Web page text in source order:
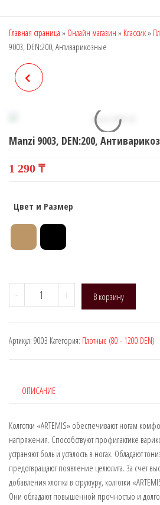
Главная страница » Онлайн магазин » Классик»
9003, DEN:200, Антиварикозные
Manzi 9003, DEN:200,
1 290 ₸
Цвет и Размер
-
Количество
товара
DEN:200,
+ В корзину
Артикул: 9003 Категория: Плотные (80 - 1200 DEN)
ОПИСАНИЕ
Колготки «ARTEMIS» обеспечивают ногам
напряжения. Способствуют профилактике
устраняют боль и усталость в ногах. Обладают
предотвращают появление целюлита. За счет
добавления хлопка в структуру, колготки
Они обладают повышенной прочностью и